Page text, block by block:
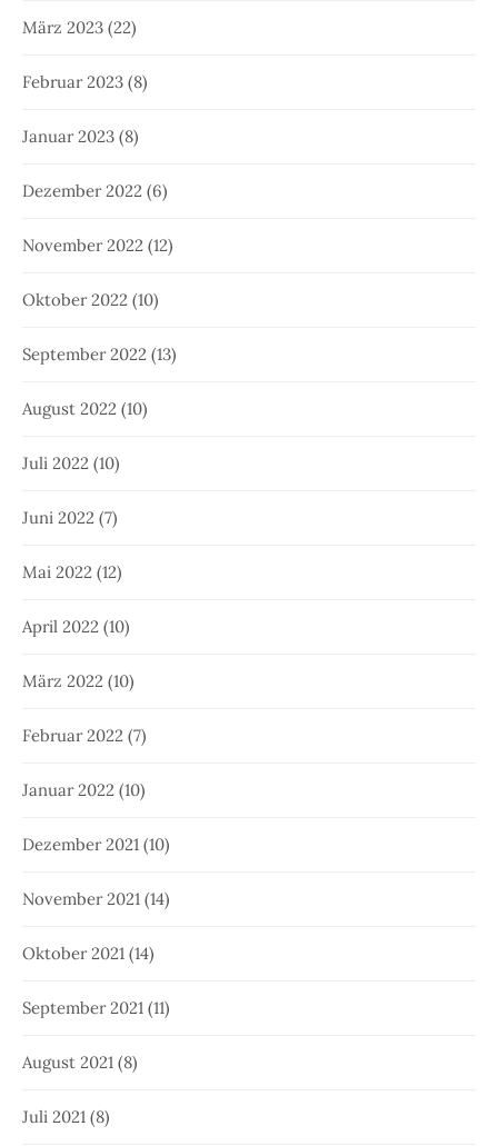
März 2023 (22)
Februar 2023 (8)
Januar 2023 (8)
Dezember 2022 (6)
November 2022 (12)
Oktober 2022 (10)
September 2022 (13)
August 2022 (10)
Juli 2022 (10)
Juni 2022 (7)
Mai 2022 (12)
April 2022 (10)
März 2022 (10)
Februar 2022 (7)
Januar 2022 (10)
Dezember 2021 (10)
November 2021 (14)
Oktober 2021 (14)
September 2021 (11)
August 2021 (8)
Juli 2021 (8)